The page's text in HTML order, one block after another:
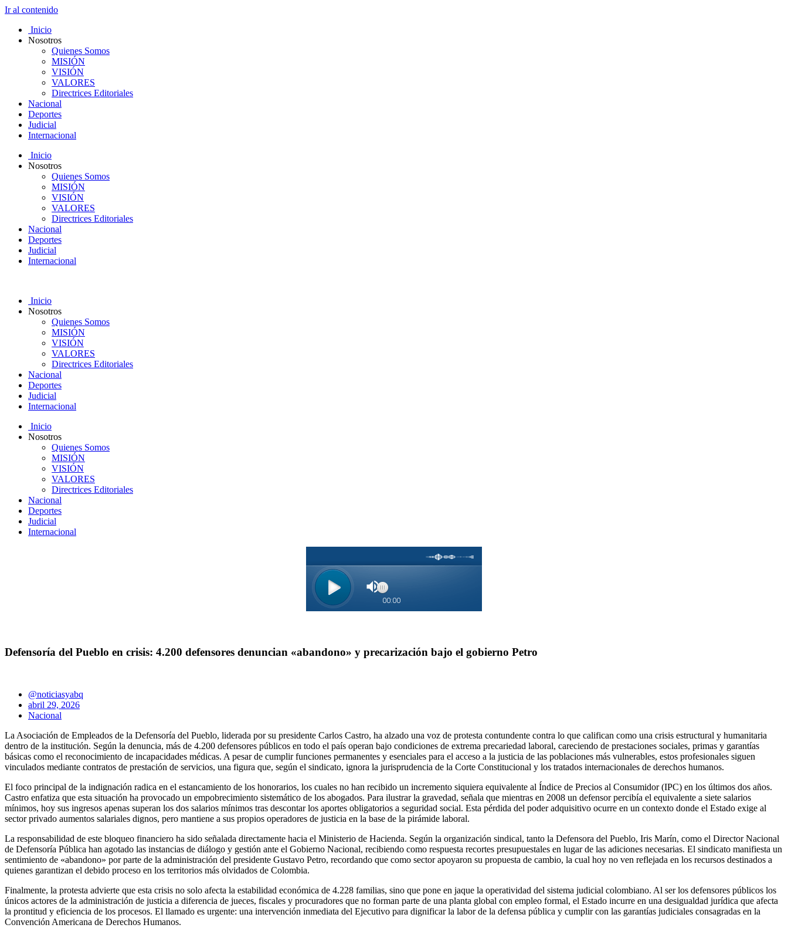
Ir al contenido
Inicio
Nosotros
Quienes Somos
MISIÓN
VISIÓN
VALORES
Directrices Editoriales
Nacional
Deportes
Judicial
Internacional
Inicio
Nosotros
Quienes Somos
MISIÓN
VISIÓN
VALORES
Directrices Editoriales
Nacional
Deportes
Judicial
Internacional
Inicio
Nosotros
Quienes Somos
MISIÓN
VISIÓN
VALORES
Directrices Editoriales
Nacional
Deportes
Judicial
Internacional
Inicio
Nosotros
Quienes Somos
MISIÓN
VISIÓN
VALORES
Directrices Editoriales
Nacional
Deportes
Judicial
Internacional
Defensoría del Pueblo en crisis: 4.200 defensores denuncian «abandono» y precarización bajo el gobierno Petro
@noticiasyabq
abril 29, 2026
Nacional
La Asociación de Empleados de la Defensoría del Pueblo, liderada por su presidente Carlos Castro, ha alzado una voz de protesta contundente contra lo que califican como una crisis estructural y humanitaria
dentro de la institución. Según la denuncia, más de 4.200 defensores públicos en todo el país operan bajo condiciones de extrema precariedad laboral, careciendo de prestaciones sociales, primas y garantías
básicas como el reconocimiento de incapacidades médicas. A pesar de cumplir funciones permanentes y esenciales para el acceso a la justicia de las poblaciones más vulnerables, estos profesionales siguen
vinculados mediante contratos de prestación de servicios, una figura que, según el sindicato, ignora la jurisprudencia de la Corte Constitucional y los tratados internacionales de derechos humanos.
El foco principal de la indignación radica en el estancamiento de los honorarios, los cuales no han recibido un incremento siquiera equivalente al Índice de Precios al Consumidor (IPC) en los últimos dos años.
Castro enfatiza que esta situación ha provocado un empobrecimiento sistemático de los abogados. Para ilustrar la gravedad, señala que mientras en 2008 un defensor percibía el equivalente a siete salarios
mínimos, hoy sus ingresos apenas superan los dos salarios mínimos tras descontar los aportes obligatorios a seguridad social. Esta pérdida del poder adquisitivo ocurre en un contexto donde el Estado exige al
sector privado aumentos salariales dignos, pero mantiene a sus propios operadores de justicia en la base de la pirámide laboral.
La responsabilidad de este bloqueo financiero ha sido señalada directamente hacia el Ministerio de Hacienda. Según la organización sindical, tanto la Defensora del Pueblo, Iris Marín, como el Director Nacional
de Defensoría Pública han agotado las instancias de diálogo y gestión ante el Gobierno Nacional, recibiendo como respuesta recortes presupuestales en lugar de las adiciones necesarias. El sindicato manifiesta un
sentimiento de «abandono» por parte de la administración del presidente Gustavo Petro, recordando que como sector apoyaron su propuesta de cambio, la cual hoy no ven reflejada en los recursos destinados a
quienes garantizan el debido proceso en los territorios más olvidados de Colombia.
Finalmente, la protesta advierte que esta crisis no solo afecta la estabilidad económica de 4.228 familias, sino que pone en jaque la operatividad del sistema judicial colombiano. Al ser los defensores públicos los
únicos actores de la administración de justicia a diferencia de jueces, fiscales y procuradores que no forman parte de una planta global con empleo formal, el Estado incurre en una desigualdad jurídica que afecta
la prontitud y eficiencia de los procesos. El llamado es urgente: una intervención inmediata del Ejecutivo para dignificar la labor de la defensa pública y cumplir con las garantías judiciales consagradas en la
Convención Americana de Derechos Humanos.